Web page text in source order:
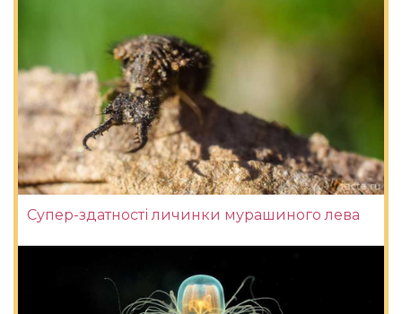
Супер-здатності личинки мурашиного лева